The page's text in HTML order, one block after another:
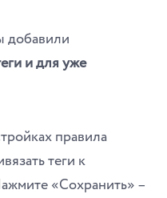
добавили
и для уже
правила
теги к
«Сохранить» –